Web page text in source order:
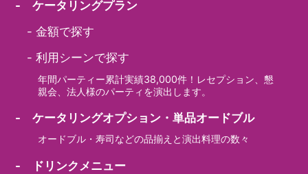
- ケータリングプラン
-金額で探す
-利用シーンで探す
年間パーティー累計実績38,000件！レセプション、懇
親会、法人様のパーティを演出します。
- ケータリングオプション・単品オードブル
オードブル・寿司などの品揃えと演出料理の数々
- ドリンクメニュー